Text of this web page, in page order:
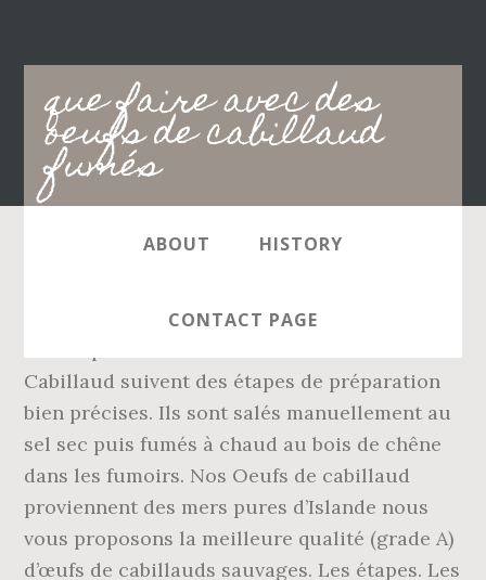
que faire avec des
oeufs de cabillaud
fumés
Main
navigation
ABOUT HISTORY
CONTACT PAGE
Versez le jus de citron petit à petit et l'huile
Cabillaud suivent des étapes de préparation
bien précises. Ils sont salés manuellement au
sel sec puis fumés à chaud au bois de chêne
dans les fumoirs. Nos Oeufs de cabillaud
proviennent des mers pures d’Islande nous
vous proposons la meilleure qualité (grade A)
d’œufs de cabillauds sauvages. Les étapes. Les